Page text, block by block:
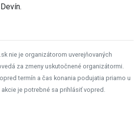
nie je organizátorom uverejňovaných
za zmeny uskutočnené organizátormi.
termín a čas konania podujatia priamo u
je potrebné sa prihlásiť vopred.